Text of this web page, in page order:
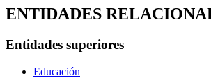
ENTIDADES
Entidades superiores
Educación